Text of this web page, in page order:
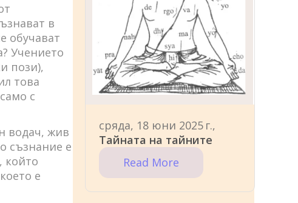
в
обучават
Учението
пози),
това
с
водач, жив
съзнание е
който
е
сряда, 18 юни 2025 г.,
Тайната на тайните
Read More